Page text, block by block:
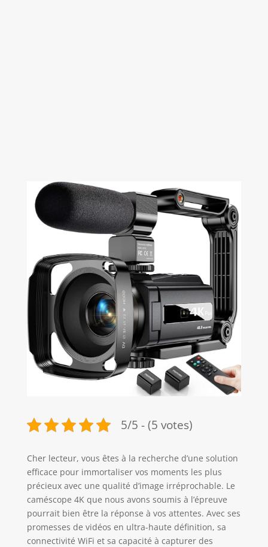
5/5 - (5 votes)
Cher lecteur, vous êtes à la recherche d’une solution
efficace pour immortaliser vos moments les plus
précieux avec une qualité d’image irréprochable. Le
caméscope 4K que nous avons soumis à l’épreuve
pourrait bien être la réponse à vos attentes. Avec ses
promesses de vidéos en ultra-haute définition, sa
connectivité WiFi et sa capacité à capturer des